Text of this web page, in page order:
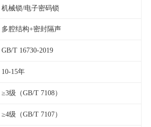
机械锁/电子密码锁
多腔结构+密封隔声
GB/T 16730-2019
10-15年
≥3级（GB/T 7108）
≥4级（GB/T 7107）